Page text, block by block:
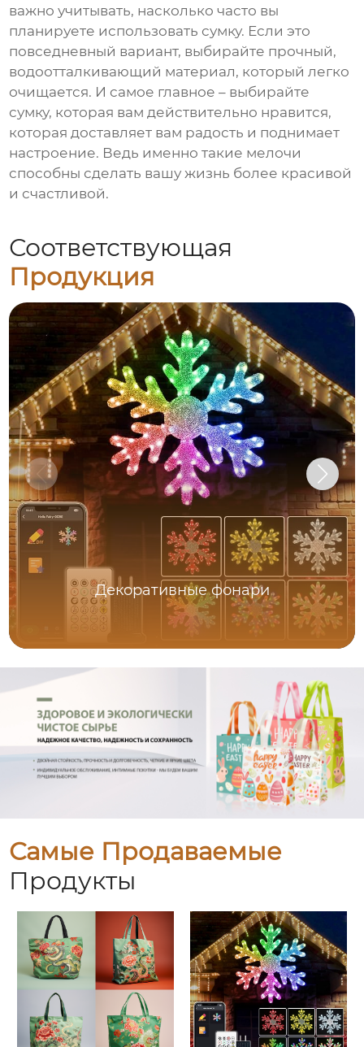
важно учитывать, насколько часто вы
планируете использовать сумку. Если это
повседневный вариант, выбирайте прочный,
водоотталкивающий материал, который легко
очищается. И самое главное – выбирайте
сумку, которая вам действительно нравится,
которая доставляет вам радость и поднимает
настроение. Ведь именно такие мелочи
способны сделать вашу жизнь более красивой
и счастливой.
Соответствующая
Продукция
Декоративные фонари
Самые Продаваемые
Продукты